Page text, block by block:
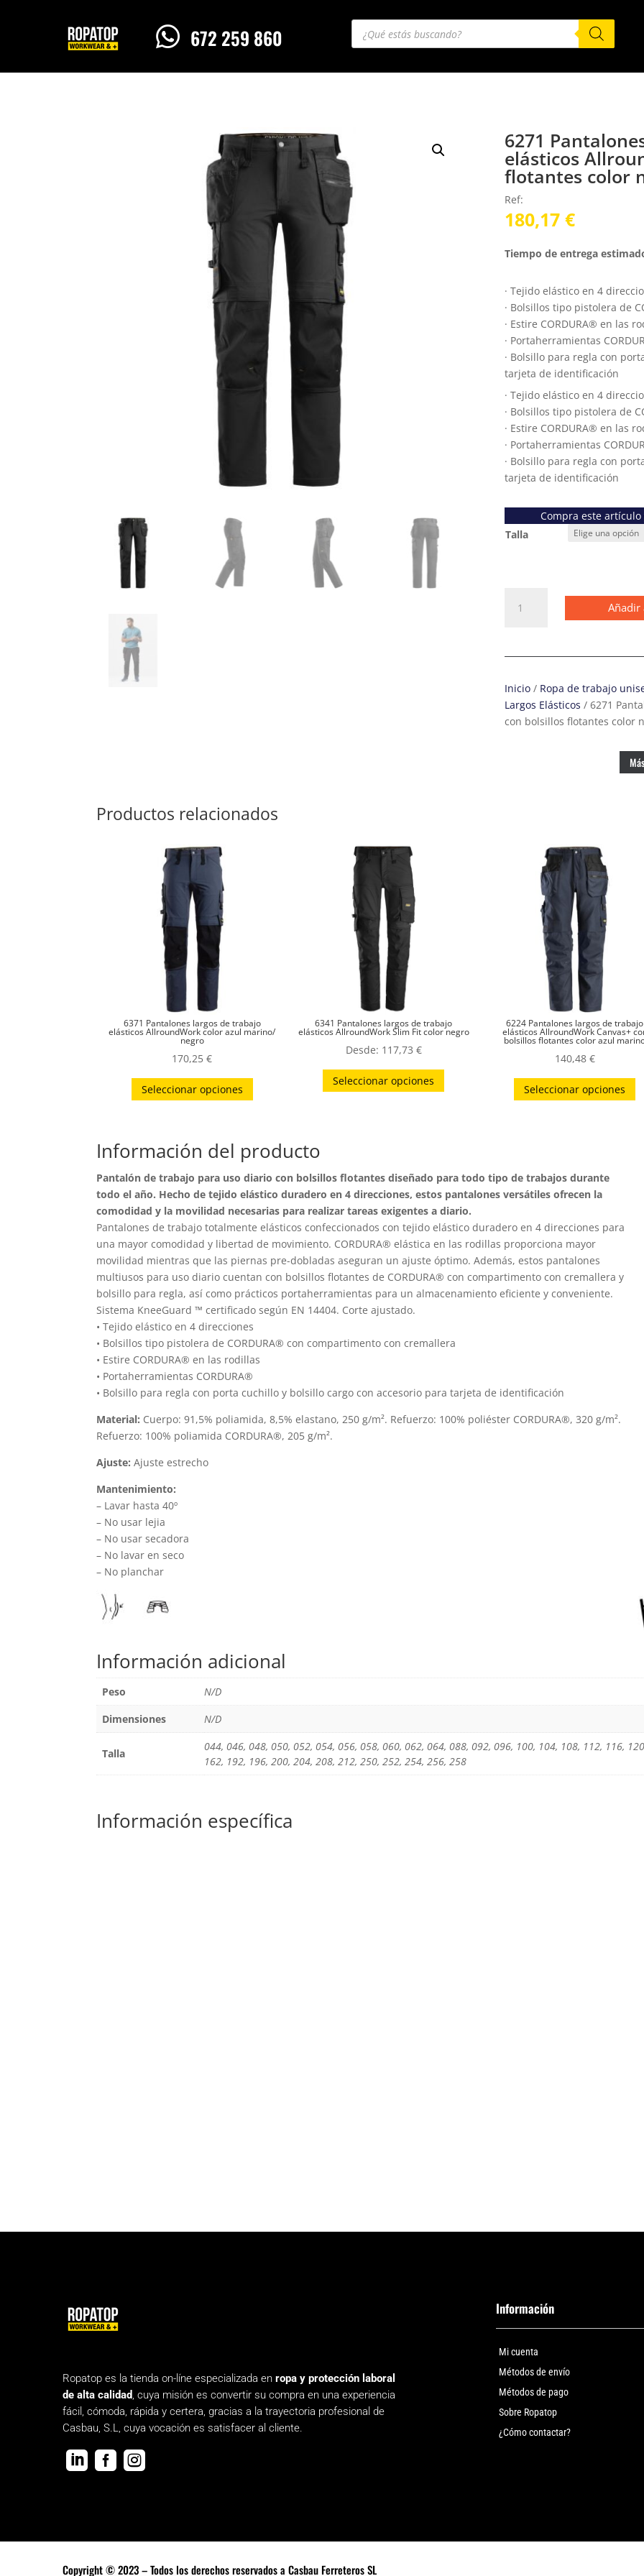
 672 259 860
Búsqueda
productos
6271
elásticos
flotantes color
Ref:
180,17 €
Tiempo de entrega
· Tejido elástico en 4
· Bolsillos tipo pistolera de
· Estire CORDURA® en las
· Portaherramientas
· Bolsillo para regla con
tarjeta de identificación
· Tejido elástico en 4
· Bolsillos tipo pistolera de
· Estire CORDURA® en las
· Portaherramientas
· Bolsillo para regla con
tarjeta de identificación
Compra este artículo
Talla
Pantalones
trabajo
AllroundWork
con
bolsillos
Añadir
Inicio/ Ropa de trabajo
Largos Elásticos / 6271
con bolsillos flotantes color
Productos relacionados
6371 Pantalones largos de trabajo
elásticos AllroundWork color azul marino/
negro
170,25€
Seleccionar opciones
Este
variantes.
opciones
se
pueden
elegir
en
la
página
producto
6341 Pantalones largos de trabajo
elásticos AllroundWork Slim Fit color negro
Desde: 117,73 €
Seleccionar opciones
Este
opciones
se
pueden
elegir
en
la
página
6224 Pantalones largos de trabajo
elásticos AllroundWork Canvas+
bolsillos flotantes color azul
140,48 €
Seleccionar opciones
Información del producto
Pantalón de trabajo para uso diario con bolsillos flotantes diseñado para todo tipo de trabajos durante
todo el año. Hecho de tejido elástico duradero en 4 direcciones, estos pantalones versátiles ofrecen la
comodidad y la movilidad necesarias para realizar tareas exigentes a diario.
Pantalones de trabajo totalmente elásticos confeccionados con tejido elástico duradero en 4 direcciones para
una mayor comodidad y libertad de movimiento. CORDURA® elástica en las rodillas proporciona mayor
movilidad mientras que las piernas pre-dobladas aseguran un ajuste óptimo. Además, estos pantalones
multiusos para uso diario cuentan con bolsillos flotantes de CORDURA® con compartimento con cremallera y
bolsillo para regla, así como prácticos portaherramientas para un almacenamiento eficiente y conveniente.
Sistema KneeGuard ™ certificado según EN 14404. Corte ajustado.
• Tejido elástico en 4 direcciones
• Bolsillos tipo pistolera de CORDURA® con compartimento con cremallera
• Estire CORDURA® en las rodillas
• Portaherramientas CORDURA®
• Bolsillo para regla con porta cuchillo y bolsillo cargo con accesorio para tarjeta de identificación
Material: Cuerpo: 91,5% poliamida, 8,5% elastano, 250 g/m². Refuerzo: 100% poliéster CORDURA®, 320 g/m².
Refuerzo: 100% poliamida CORDURA®, 205 g/m².
Ajuste: Ajuste estrecho
Mantenimiento:
– Lavar hasta 40º
– No usar lejia
– No usar secadora
– No lavar en seco
– No planchar
Información adicional
Peso
N/D
Dimensiones
N/D
Talla
044, 046, 048, 050, 052, 054, 056, 058, 060, 062, 064, 088, 092, 096, 100, 104, 108, 112, 116,
162, 192, 196, 200, 204, 208, 212, 250, 252, 254, 256, 258
Información específica
Ropatop es la tienda on-líne especializada en ropa y protección laboral
de alta calidad, cuya misión es convertir su compra en una experiencia
fácil, cómoda, rápida y certera, gracias a la trayectoria profesional de
Casbau, S.L, cuya vocación es satisfacer al cliente.
  
Información
Mi cuenta
Métodos de envío
Métodos de pago
Sobre Ropatop
¿Cómo contactar?
Copyright © 2023 – Todos los derechos reservados a Casbau Ferreteros SL